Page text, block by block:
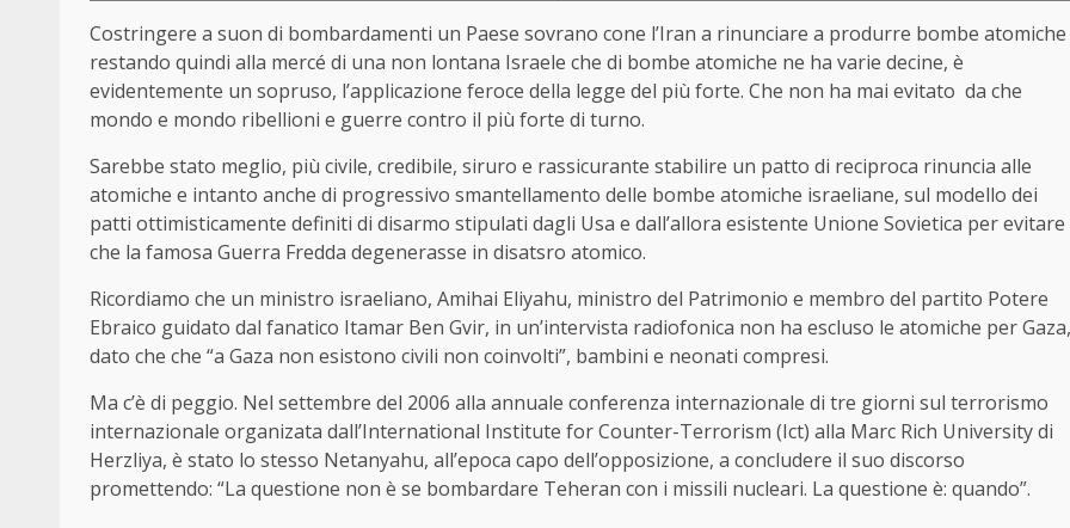
Costringere a suon di bombardamenti un Paese sovrano cone l’Iran a rinunciare a produrre bombe atomiche
restando quindi alla mercé di una non lontana Israele che di bombe atomiche ne ha varie decine, è
evidentemente un sopruso, l’applicazione feroce della legge del più forte. Che non ha mai evitato da che
mondo e mondo ribellioni e guerre contro il più forte di turno.
Sarebbe stato meglio, più civile, credibile, siruro e rassicurante stabilire un patto di reciproca rinuncia alle
atomiche e intanto anche di progressivo smantellamento delle bombe atomiche israeliane, sul modello dei
patti ottimisticamente definiti di disarmo stipulati dagli Usa e dall’allora esistente Unione Sovietica per evitare
che la famosa Guerra Fredda degenerasse in disatsro atomico.
Ricordiamo che un ministro israeliano, Amihai Eliyahu, ministro del Patrimonio e membro del partito Potere
Ebraico guidato dal fanatico Itamar Ben Gvir, in un’intervista radiofonica non ha escluso le atomiche per Gaza,
dato che che “a Gaza non esistono civili non coinvolti”, bambini e neonati compresi.
Ma c’è di peggio. Nel settembre del 2006 alla annuale conferenza internazionale di tre giorni sul terrorismo
internazionale organizata dall’International Institute for Counter-Terrorism (Ict) alla Marc Rich University di
Herzliya, è stato lo stesso Netanyahu, all’epoca capo dell’opposizione, a concludere il suo discorso
promettendo: “La questione non è se bombardare Teheran con i missili nucleari. La questione è: quando”.